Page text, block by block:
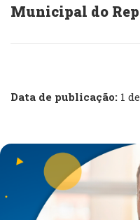
Municipal do
Data de publicação: 1